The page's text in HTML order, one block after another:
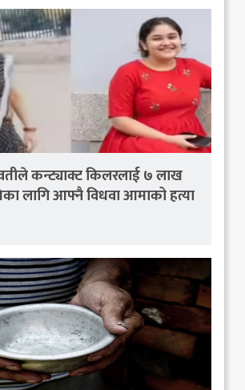
कन्ट्याक्ट किलरलाई ७ लाख
लागि आफ्नै विधवा आमाको हत्या